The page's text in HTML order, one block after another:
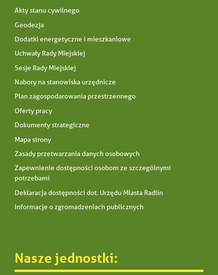
Akty stanu cywilnego
Geodezja
Dodatki energetyczne i mieszkaniowe
Uchwały Rady Miejskiej
Sesje Rady Miejskiej
Nabory na stanowiska urzędnicze
Plan zagospodarowania przestrzennego
Oferty pracy
Dokumenty strategiczne
Mapa strony
Zasady przetwarzania danych osobowych
Zapewnienie dostępności osobom ze szczególnymi
potrzebami
Deklaracja dostępności dot. Urzędu Miasta Radlin
Informacje o zgromadzeniach publicznych
Nasze jednostki: